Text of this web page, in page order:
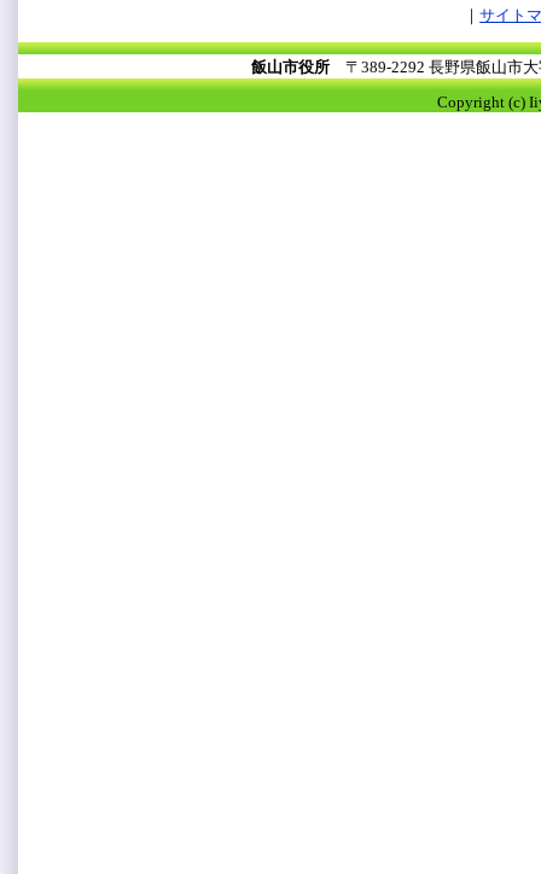
サイト
飯山市役所 〒389-2292 長野県飯山市
Copyright (c)